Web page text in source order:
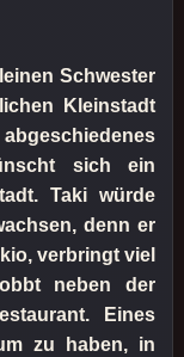
Schwester
Kleinstadt
sich ein
Taki würde
denn er
verbringt viel
neben der
Eines
zu haben, in